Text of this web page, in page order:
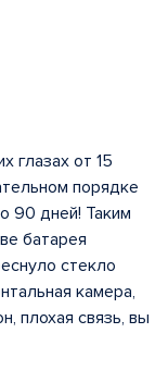
глазах от 15
порядке
90 дней! Таким
батарея
стекло
камера,
плохая связь, вы